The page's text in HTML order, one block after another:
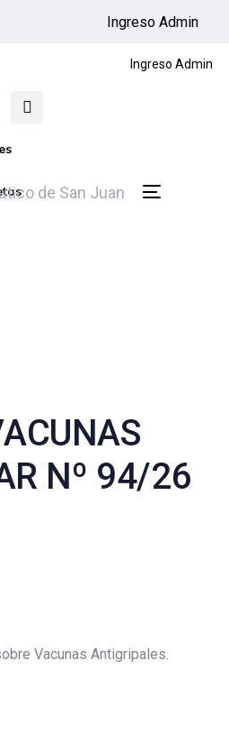
Ingreso Admin
Toggle
Ingreso Admin
Nº 94/26
Antigripales.